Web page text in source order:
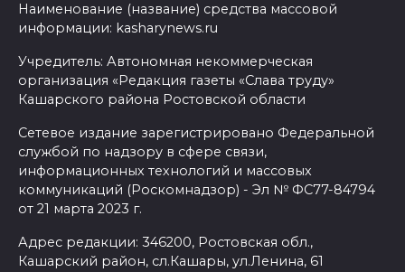
Наименование (название) средства массовой
информации: kasharynews.ru
Учредитель: Автономная некоммерческая
организация «Редакция газеты «Слава труду»
Кашарского района Ростовской области
Сетевое издание зарегистрировано Федеральной
службой по надзору в сфере связи,
информационных технологий и массовых
коммуникаций (Роскомнадзор) - Эл № ФС77-84794
от 21 марта 2023 г.
Адрес редакции: 346200, Ростовская обл.,
Кашарский район, сл.Кашары, ул.Ленина, 61